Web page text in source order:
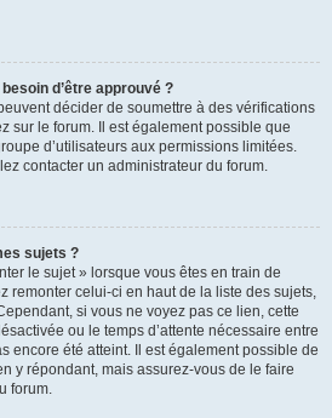
d’être approuvé ?
décider de soumettre à des vérifications
sur le forum. Il est également possible que
d’utilisateurs aux permissions limitées.
contacter un administrateur du forum.
sujets ?
le sujet » lorsque vous êtes en train de
remonter celui-ci en haut de la liste des sujets,
si vous ne voyez pas ce lien, cette
ou le temps d’attente nécessaire entre
encore été atteint. Il est également possible de
y répondant, mais assurez-vous de le faire
forum.